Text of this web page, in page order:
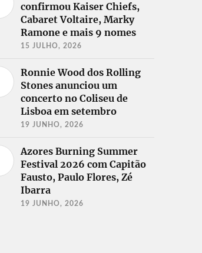
confirmou Kaiser Chiefs,
Cabaret Voltaire, Marky
Ramone e mais 9 nomes
15 JULHO, 2026
Ronnie Wood dos Rolling
Stones anunciou um
concerto no Coliseu de
Lisboa em setembro
19 JUNHO, 2026
Azores Burning Summer
Festival 2026 com Capitão
Fausto, Paulo Flores, Zé
Ibarra
19 JUNHO, 2026